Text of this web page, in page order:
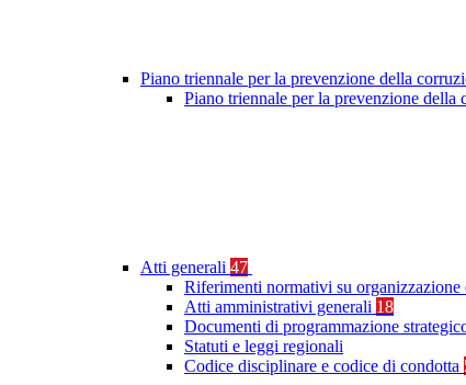
Piano triennale per la prevenzione della
Piano triennale per la prevenzione della
Atti generali 47
Riferimenti normativi su organizzazione
Atti amministrativi generali 18
Documenti di programmazione
Statuti e leggi regionali
Codice disciplinare e codice di condotta